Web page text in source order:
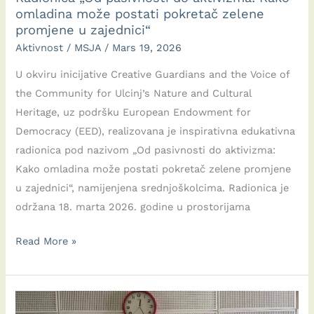
omladina može postati pokretač zelene
promjene u zajednici“
Aktivnost / MSJA / Mars 19, 2026
U okviru inicijative Creative Guardians and the Voice of
the Community for Ulcinj’s Nature and Cultural
Heritage, uz podršku European Endowment for
Democracy (EED), realizovana je inspirativna edukativna
radionica pod nazivom „Od pasivnosti do aktivizma:
Kako omladina može postati pokretač zelene promjene
u zajednici“, namijenjena srednjoškolcima. Radionica je
održana 18. marta 2026. godine u prostorijama
Radionica
pasivnosti
do
Read More »